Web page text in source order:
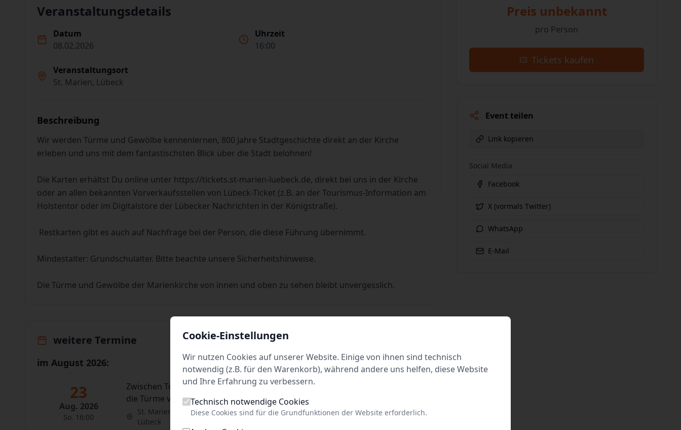
Veranstaltungsdetails
Datum
08.02.2026
Uhrzeit
16:00
Veranstaltungsort
St. Marien, Lübeck
Beschreibung
Wir werden Türme und Gewölbe kennenlernen, 800 Jahre Stadtgeschichte direkt an der Kirche
erleben und uns mit dem fantastischsten Blick über die Stadt belohnen!
Die Karten erhältst Du online unter https://tickets.st-marien-luebeck.de, direkt bei uns in der Kirche
oder an allen bekannten Vorverkaufsstellen von Lübeck-Ticket (z.B. an der Tourismus-Information am
Holstentor oder im Digitalstore der Lübecker Nachrichten in der Königstraße).
Restkarten gibt es auch auf Nachfrage bei der Person, die diese Führung übernimmt.
Mindestalter: Grundschulalter. Bitte beachte unsere Sicherheitshinweise.
Die Türme und Gewölbe der Marienkirche von innen und oben zu sehen bleibt unvergesslich.
weitere Termine
im August 2026:
23
Aug. 2026
So. 16:00
Zwischen Torte und Tatort - Deine besondere Führung auf
die Türme von St. Marien
St. Marien
Lübeck
Preis unbekannt
pro Person
Tickets kaufen
Event teilen
Link kopieren
Social Media
Facebook
X (vormals Twitter)
WhatsApp
E-Mail
Cookie-Einstellungen
Wir nutzen Cookies auf unserer Website. Einige von ihnen sind technisch
notwendig (z.B. für den Warenkorb), während andere uns helfen, diese Website
und Ihre Erfahrung zu verbessern.
Technisch notwendige Cookies
Diese Cookies sind für die Grundfunktionen der Website erforderlich.